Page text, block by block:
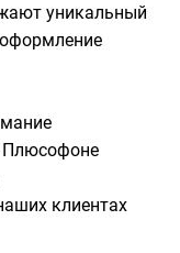
уникальный
Плюсофоне
клиентах